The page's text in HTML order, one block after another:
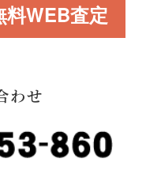
料WEB査定
わせ